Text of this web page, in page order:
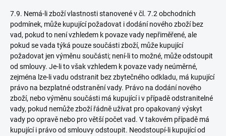
7.9. Nemá-li zboží vlastnosti stanovené v čl. 7.2 obchodních
podmínek, může kupující požadovat i dodání nového zboží bez
vad, pokud to není vzhledem k povaze vady nepřiměřené, ale
pokud se vada týká pouze součásti zboží, může kupující
požadovat jen výměnu součásti; není-li to možné, může odstoupit
od smlouvy. Je-li to však vzhledem k povaze vady neúměrné,
zejména lze-li vadu odstranit bez zbytečného odkladu, má kupující
právo na bezplatné odstranění vady. Právo na dodání nového
zboží, nebo výměnu součásti má kupující i v případě odstranitelné
vady, pokud nemůže zboží řádně užívat pro opakovaný výskyt
vady po opravě nebo pro větší počet vad. V takovém případě má
kupující i právo od smlouvy odstoupit. Neodstoupí-li kupující od